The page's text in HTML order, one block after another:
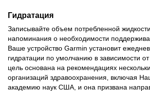
Гидратация
Записывайте объем потребленной
напоминания о необходимости
Ваше устройство Garmin установит
гидратации по умолчанию в зависимости
цель основана на рекомендациях
организаций здравоохранения, включая
академию наук США, и она призвана